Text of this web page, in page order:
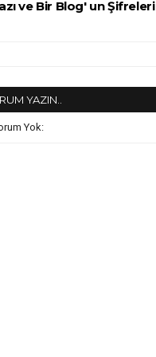
ve Bir Blog' un Şifreleri
YAZIN..
Yok: